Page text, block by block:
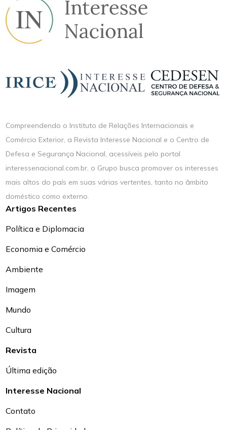
Compreendendo o Instituto de Relações Internacionais e
Comércio Exterior, a Revista Interesse Nacional e o Centro de
Defesa e Segurança Nacional, acessíveis pelo portal
interessenacional.com.br, o Grupo busca promover os interesses
mais altos do país em suas várias vertentes, tanto no âmbito
doméstico como externo.
Artigos Recentes
Política e Diplomacia
Economia e Comércio
Ambiente
Imagem
Mundo
Cultura
Revista
Última edição
Interesse Nacional
Contato